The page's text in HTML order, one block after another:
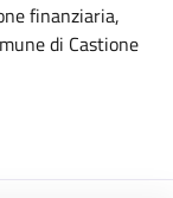
finanziaria,
di Castione